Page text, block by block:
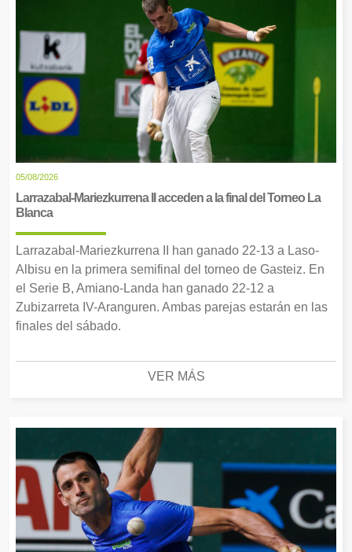
05/08/2026
Larrazabal-Mariezkurrena II acceden a la final del Torneo La
Blanca
Larrazabal-Mariezkurrena II han ganado 22-13 a Laso-
Albisu en la primera semifinal del torneo de Gasteiz. En
el Serie B, Amiano-Landa han ganado 22-12 a
Zubizarreta IV-Aranguren. Ambas parejas estarán en las
finales del sábado.
VER MÁS